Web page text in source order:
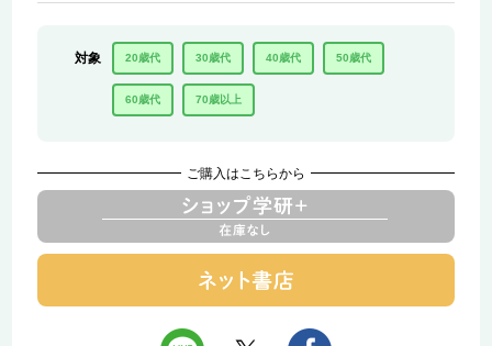
対象 20歳代 30歳代 40歳代 50歳代
60歳代 70歳以上
ご購入はこちらから